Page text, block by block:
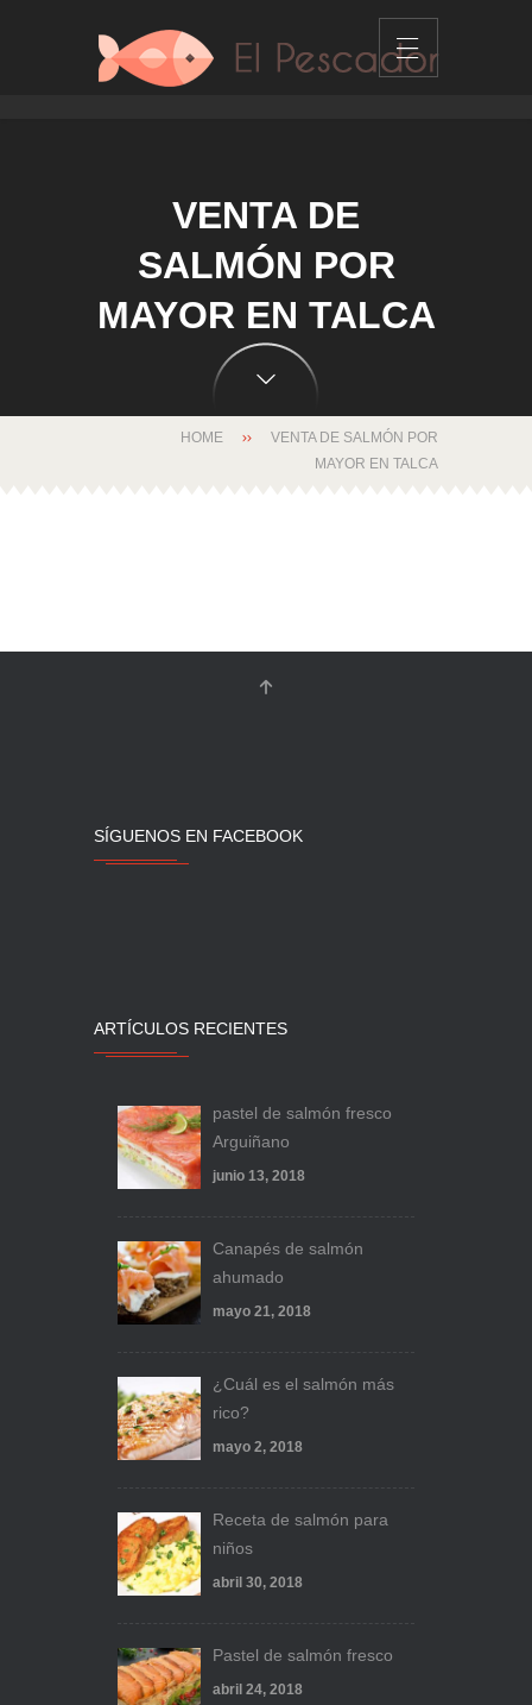
VENTA DE
SALMÓN POR
MAYOR EN TALCA
HOME
VENTA DE SALMÓN POR
MAYOR EN TALCA
SÍGUENOS EN FACEBOOK
ARTÍCULOS RECIENTES
pastel de salmón fresco
Arguiñano
junio 13, 2018
Canapés de salmón
ahumado
mayo 21, 2018
¿Cuál es el salmón más
rico?
mayo 2, 2018
Receta de salmón para
niños
abril 30, 2018
Pastel de salmón fresco
abril 24, 2018